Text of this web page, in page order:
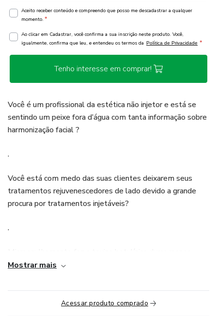
Aceito receber conteúdo e compreendo que posso me descadastrar a qualquer
momento. *
Ao clicar em Cadastrar, você confirma a sua inscrição neste produto. Você,
igualmente, confirma que leu, e entendeu os termos da Política de Privacidade *
Tenho interesse em comprar!
Você é um profissional da estética não injetor e está se
sentindo um peixe fora d’água com tanta informação sobre
harmonização facial ?
.
Você está com medo das suas clientes deixarem seus
tratamentos rejuvenescedores de lado devido a grande
procura por tratamentos injetáveis?
.
tempo? Radiofrequencia absorve ácido hialurônico, fios de
Mostrar mais
Acessar produto comprado